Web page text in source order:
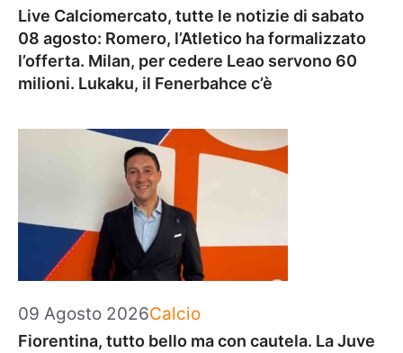
Live Calciomercato, tutte le notizie di sabato
08 agosto: Romero, l’Atletico ha formalizzato
l’offerta. Milan, per cedere Leao servono 60
milioni. Lukaku, il Fenerbahce c’è
09 Agosto 2026Categorie
Calcio
Fiorentina, tutto bello ma con cautela. La Juve